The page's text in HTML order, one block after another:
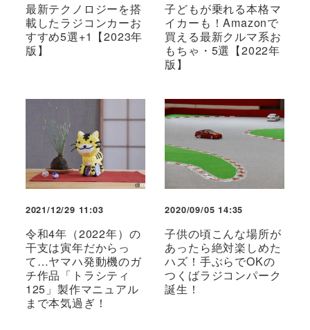
最新テクノロジーを搭
載したラジコンカーお
すすめ5選+1【2023年
版】
子どもが乗れる本格マ
イカーも！Amazonで
買える最新クルマ系お
もちゃ・5選【2022年
版】
2021/12/29 11:03
令和4年（2022年）の
干支は寅年だからっ
て…ヤマハ発動機のガ
チ作品「トラシティ
125」製作マニュアル
まで本気過ぎ！
2020/09/05 14:35
子供の頃こんな場所が
あったら絶対楽しめた
ハズ！手ぶらでOKの
つくばラジコンパーク
誕生！